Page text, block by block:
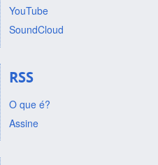
YouTube
SoundCloud
RSS
O que é?
Assine